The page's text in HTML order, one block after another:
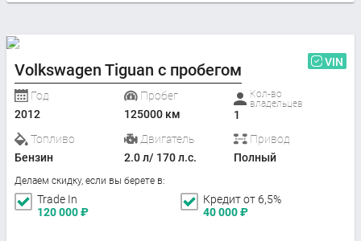
Volkswagen Tiguan с пробегом VIN
Год
2012
Пробег
125000 км
Кол-во
владельцев
1
Топливо
Бензин
Двигатель
2.0 л/ 170 л.с.
Привод
Полный
Делаем скидку, если вы берете в:
Trade In
120 000₽
Кредит от 6,5%
40 000₽